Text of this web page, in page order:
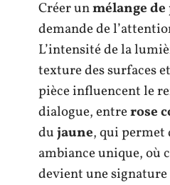
Créer unmélange
demande de
L’intensité de la
texture des surfaces
pièce influencent le
dialogue, entrerose
dujaune, qui permet
ambiance unique, où
devient une